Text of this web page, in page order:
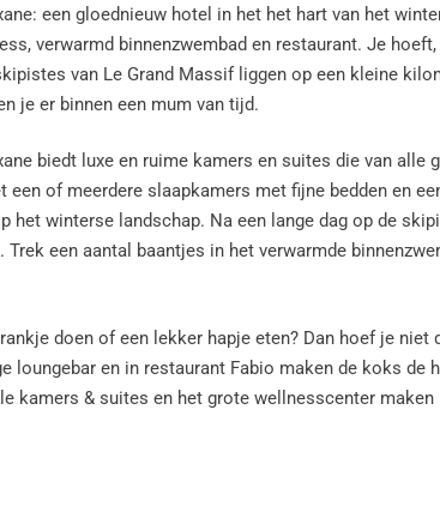
een gloednieuw hotel in het het hart van het
verwarmd binnenzwembad en restaurant. Je
van Le Grand Massif liggen op een kleine
je er binnen een mum van tijd.
biedt luxe en ruime kamers en suites die van alle
een of meerdere slaapkamers met fijne bedden en
het winterse landschap. Na een lange dag op de
een aantal baantjes in het verwarmde
doen of een lekker hapje eten? Dan hoef je niet
loungebar en in restaurant Fabio maken de koks
kamers & suites en het grote wellnesscenter maken